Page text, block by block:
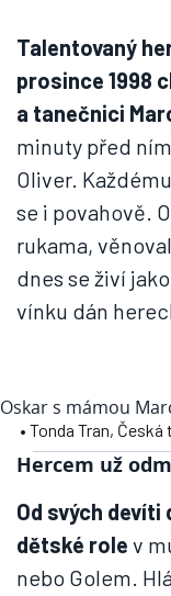
Talentovaný
prosince 1998
a tanečnici
minuty před
Oliver.
se i povahově.
rukama,
dnes se živí
vínku dán
Oskar s mámou
• Tonda Tran,
Hercem už
Od svých
dětské role v
nebo Golem.